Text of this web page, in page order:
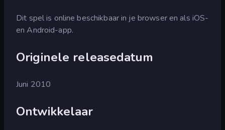
Dit spel is online beschikbaar in je browser en als iOS-
en Android-app.
Originele releasedatum
Juni 2010
Ontwikkelaar